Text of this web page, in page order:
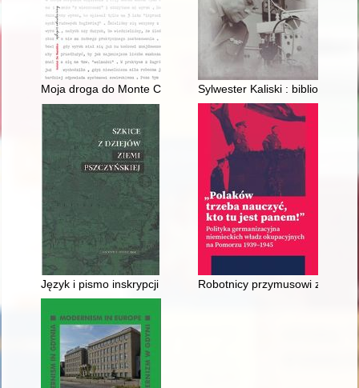
Moja droga do Monte Cassino : wspomnieniaSylwester Kaliski : bibliografia
Język i pismo inskrypcji znajdujących się na terenie miasta
Robotnicy przymusowi z